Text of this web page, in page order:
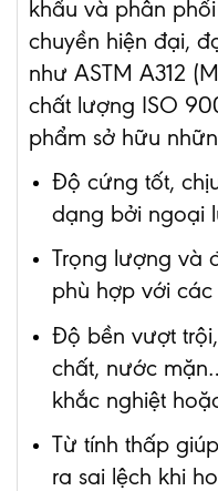
khẩu và phân
chuyền hiện đại,
như ASTM A312
chất lượng ISO
phẩm sở hữu
Độ cứng tốt,
dạng bởi ngoại
Trọng lượng và
phù hợp với
Độ bền vượt
chất, nước
khắc nghiệt
Từ tính thấp
ra sai lệch khi